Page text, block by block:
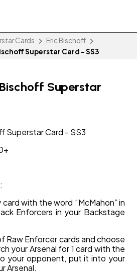
Cards
Eric Bischoff
Superstar Card - SS3
Superstar
Superstar Card - SS3
with the word “McMahon” in
Enforcers in your Backstage
Raw Enforcer cards and choose
your Arsenal for 1 card with the
your opponent, put it into your
Arsenal.